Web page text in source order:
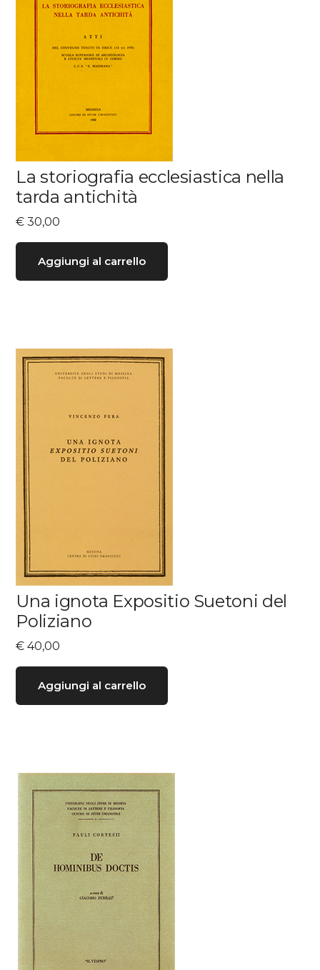
La storiografia ecclesiastica nella
tarda antichità
€ 30,00
Aggiungi al carrello
Una ignota Expositio Suetoni del
Poliziano
€ 40,00
Aggiungi al carrello